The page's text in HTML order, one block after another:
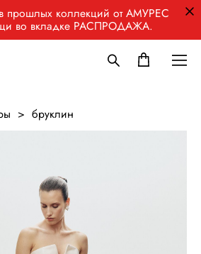
прошлых коллекций от АМУРЕС
во вкладке РАСПРОДАЖА.
> бруклин